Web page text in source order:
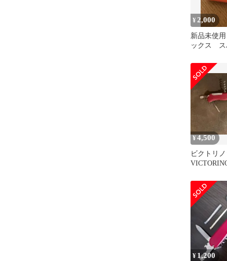
¥ 2,000
新品未使
ックス ス
¥4,500
ビクトリ
¥ 1,200